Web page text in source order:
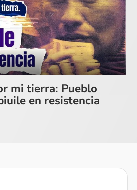
mi tierra: Pueblo
en resistencia